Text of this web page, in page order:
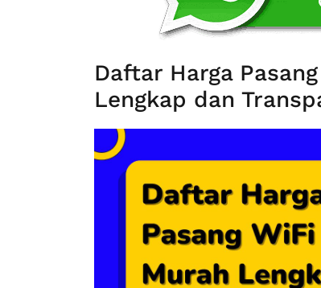
Daftar Harga
Lengkap dan